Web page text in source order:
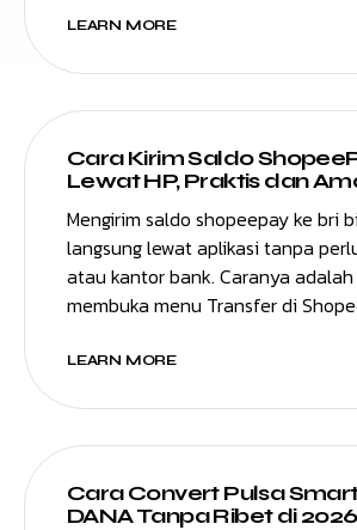
LEARN MORE
Cara Kirim Saldo
Lewat HP, Praktis dan
Mengirim saldo shopeepay ke bri
langsung lewat aplikasi tanpa
atau kantor bank. Caranya
membuka menu Transfer di
LEARN MORE
Cara Convert Pulsa
DANA Tanpa Ribet di 2026